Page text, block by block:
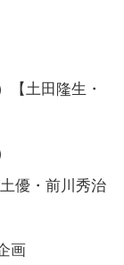
【土田隆生・
優・前川秀治
画